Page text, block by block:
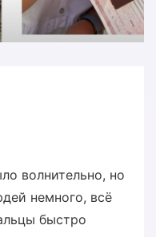
волнительно, но
немного, всё
быстро